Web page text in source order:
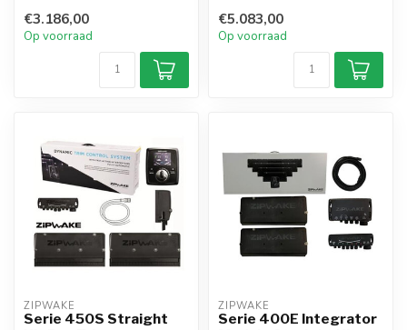
dynamisch sy...
€3.186,00
Op voorraad
dynamisch systeem v...
€5.083,00
Op voorraad
ZIPWAKE
Serie 450S Straight
ZIPWAKE
Serie 400E Integrator